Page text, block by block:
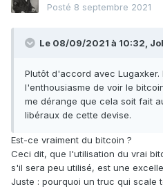
Posté 8 septembre 2021
Le 08/09/2021 à 10:32,
Plutôt d'accord avec Lugaxker.
l'enthousiasme de voir le
me dérange que cela soit fait
libéraux de cette devise.
Est-ce vraiment du bitcoin ?
Ceci dit, que l'utilisation du vrai
s'il sera peu utilisé, est une
Juste : pourquoi un truc qui scale